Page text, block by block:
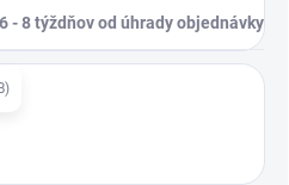
- 8 týždňov od úhrady objednávky